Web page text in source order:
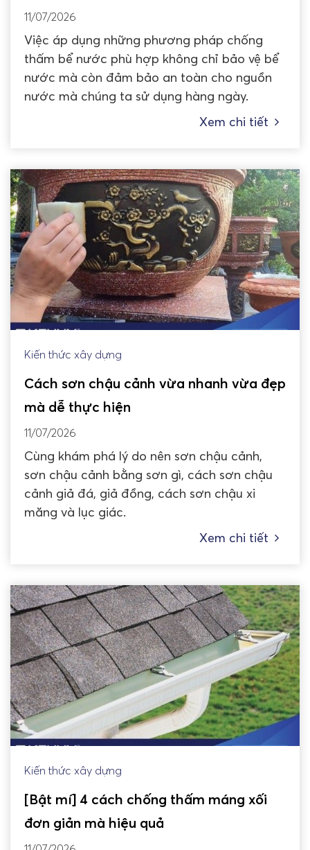
11/07/2026
Việc áp dụng những phương pháp chống
thấm bể nước phù hợp không chỉ bảo vệ bể
nước mà còn đảm bảo an toàn cho nguồn
nước mà chúng ta sử dụng hàng ngày.
Xem chi tiết
Kiến thức xây dựng
Cách sơn chậu cảnh vừa nhanh vừa đẹp
mà dễ thực hiện
11/07/2026
Cùng khám phá lý do nên sơn chậu cảnh,
sơn chậu cảnh bằng sơn gì, cách sơn chậu
cảnh giả đá, giả đồng, cách sơn chậu xi
măng và lục giác.
Xem chi tiết
Kiến thức xây dựng
[Bật mí] 4 cách chống thấm máng xối
đơn giản mà hiệu quả